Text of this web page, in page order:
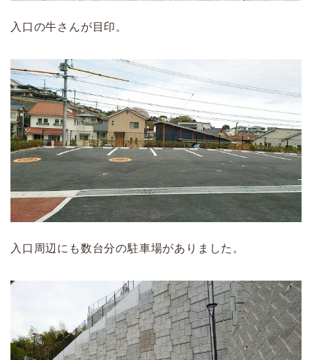
入口の牛さんが目印。
入口周辺にも数台分の駐車場がありました。